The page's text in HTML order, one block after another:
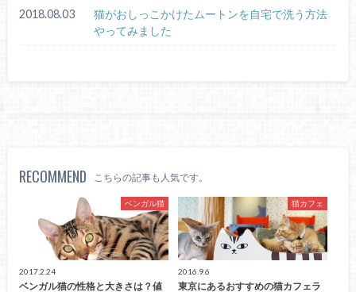
2018.08.03
猫がおしっこかけたムートンを自宅で洗う方法
やってみました
RECOMMEND こちらの記事も人気です。
ベンガル猫
2017.2.24
ベンガル猫の性格と大きさは？値
猫カフェ
2016.9.6
東京にあるおすすめの猫カフェラ